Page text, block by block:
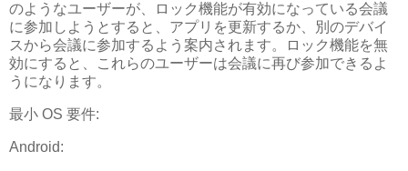
のようなユーザーが、ロック機能が有効になっている会議
に参加しようとすると、アプリを更新するか、別のデバイ
スから会議に参加するよう案内されます。ロック機能を無
効にすると、これらのユーザーは会議に再び参加できるよ
うになります。
最小 OS 要件:
Android: